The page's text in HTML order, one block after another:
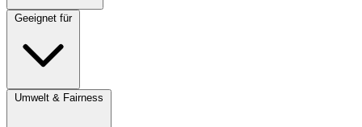
Geeignet für
Umwelt & Fairness